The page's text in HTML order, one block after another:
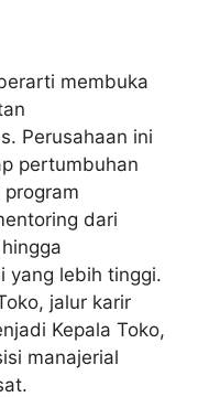
membuka
Perusahaan ini
pertumbuhan
dari
yang lebih tinggi.
jalur karir
Kepala Toko,
manajerial